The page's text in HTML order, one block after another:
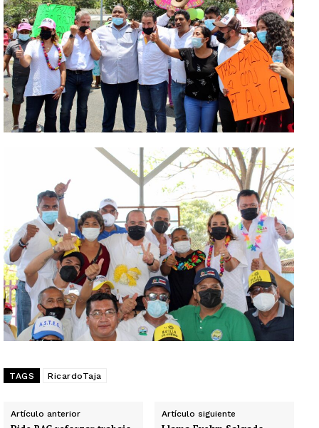
TAGS RicardoTaja
Artículo anterior Artículo siguiente